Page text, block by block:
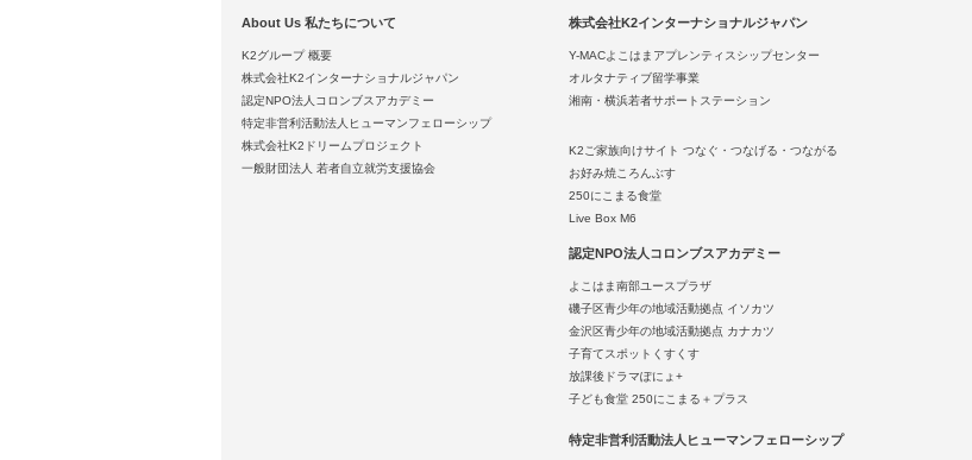
About Us 私たちについて
K2グループ 概要
株式会社K2インターナショナルジャパン
認定NPO法人コロンブスアカデミー
特定非営利活動法人ヒューマンフェローシップ
株式会社K2ドリームプロジェクト
一般財団法人 若者自立就労支援協会
株式会社K2インターナショナルジャパン
Y-MACよこはまアプレンティスシップセンター
オルタナティブ留学事業
湘南・横浜若者サポートステーション
K2ご家族向けサイト つなぐ・つなげる・つながる
お好み焼ころんぶす
250にこまる食堂
Live Box M6
認定NPO法人コロンブスアカデミー
よこはま南部ユースプラザ
磯子区青少年の地域活動拠点 イソカツ
金沢区青少年の地域活動拠点 カナカツ
子育てスポットくすくす
放課後ドラマぽにょ+
子ども食堂 250にこまる＋プラス
特定非営利活動法人ヒューマンフェローシップ